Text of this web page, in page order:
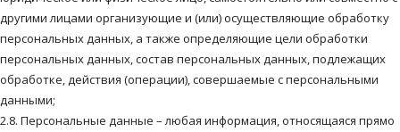
другими лицами организующие и (или) осуществляющие обработку
персональных данных, а также определяющие цели обработки
персональных данных, состав персональных данных, подлежащих
обработке, действия (операции), совершаемые с персональными
данными;
2.8. Персональные данные – любая информация, относящаяся прямо